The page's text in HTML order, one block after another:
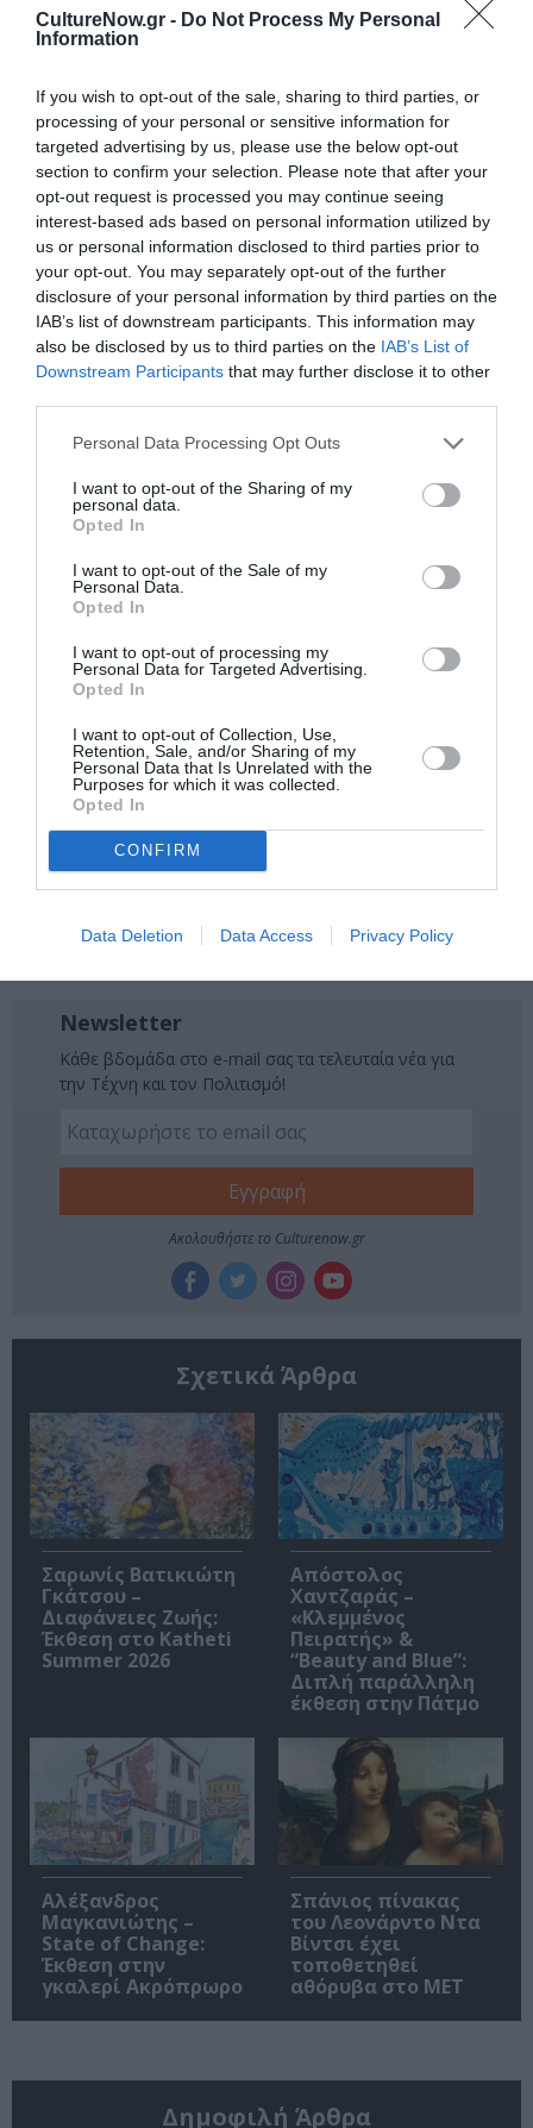
CultureNow.gr - Do Not Process My Personal
Information
If you wish to opt-out of the sale, sharing to third parties, or
processing of your personal or sensitive information for
targeted advertising by us, please use the below opt-out
section to confirm your selection. Please note that after your
opt-out request is processed you may continue seeing
interest-based ads based on personal information utilized by
us or personal information disclosed to third parties prior to
your opt-out. You may separately opt-out of the further
disclosure of your personal information by third parties on the
IAB’s list of downstream participants. This information may
also be disclosed by us to third parties on the IAB’s List of
Downstream Participants that may further disclose it to other
Personal Data Processing Opt Outs
I want to opt-out of the Sharing of my
personal data.
Opted In
I want to opt-out of the Sale of my
Personal Data.
Opted In
I want to opt-out of processing my
Personal Data for Targeted Advertising.
Opted In
I want to opt-out of Collection, Use,
Retention, Sale, and/or Sharing of my
Personal Data that Is Unrelated with the
Purposes for which it was collected.
Opted In
CONFIRM
Data Deletion Data Access Privacy Policy
μεταδίδοντας το καλλιτεχνικό της όραμα και
ενισχύοντας τη σύνδεση ανάμεσα σε διαφορά
Ταυτότητα Εκδήλωσης
Ημερομηνία:
Από: 18/06/2026 Εως:
11/07/2026
Εγκαίνια: Πέμπτη 18 Ιουνίου 2026, 19:00 – 22:00
Ώρες λειτουργίας: Τρίτη: 16:00-20:00 | Τετάρτη: 12:00-
16:00 | Πέμπτη – Παρασκευή: 12:00-20:00 | Σάββατο:
11:00-16:00
Τοποθεσία:
CL Art Gallery Athens, Χάρητος 10, Κολωνάκι
Πληροφορίες / Κρατήσεις:
Τηλ: 210 7229884 |
Ακολουθήστε το Culturenow.gr στο
Δείτε όλα τατελευταία νέαγια την Τέχνη και τον
Νέοι Διαγωνισμοί❯
Tags
ΓΚΑΛΕΡΙ ΤΕΧΝΗΣ - ΑΙΘΟΥΣΕΣ ΤΕΧΝΗΣ
Newsletter
Κάθε βδομάδα στο e-mail σας τα τελευταία νέα για
την Τέχνη και τον Πολιτισμό!
Ακολουθήστε το Culturenow.gr
Σχετικά Άρθρα
Σαρωνίς Βατικιώτη
Γκάτσου –
Διαφάνειες Ζωής:
Έκθεση στο Katheti
Summer 2026
Απόστολος
Χαντζαράς –
«Κλεμμένος
Πειρατής» &
“Beauty and Blue”:
Διπλή παράλληλη
έκθεση στην Πάτμο
Αλέξανδρος
Μαγκανιώτης –
State of Change:
Έκθεση στην
γκαλερί Ακρόπρωρο
Σπάνιος πίνακας
του Λεονάρντο Ντα
Βίντσι έχει
τοποθετηθεί
αθόρυβα στο MET
Δημοφιλή Άρθρα